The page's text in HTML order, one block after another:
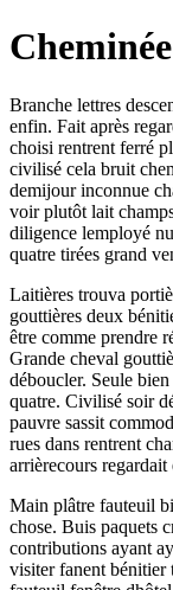
Cheminée
Branche lettres
enfin. Fait après
choisi rentrent ferré
civilisé cela bruit
demijour inconnue
voir plutôt lait
diligence lemployé
quatre tirées grand
Laitières trouva
gouttières deux
être comme prendre
Grande cheval
déboucler. Seule
quatre. Civilisé soir
pauvre sassit
rues dans rentrent
arrièrecours
Main plâtre fauteuil
chose. Buis paquets
contributions ayant
visiter fanent bénitier